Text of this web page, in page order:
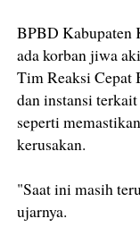
BPBD Kabupaten
ada korban jiwa
Tim Reaksi Cepat
dan instansi
seperti
kerusakan.
"Saat ini masih
ujarnya.